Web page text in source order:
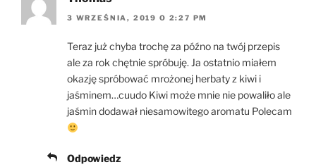
3 WRZEŚNIA, 2019 O 2:27 PM
Teraz już chyba trochę za późno na twój przepis
ale za rok chętnie spróbuję. Ja ostatnio miałem
okazję spróbować mrożonej herbaty z kiwi i
jaśminem…cuudo Kiwi może mnie nie powaliło ale
jaśmin dodawał niesamowitego aromatu Polecam
Odpowiedz